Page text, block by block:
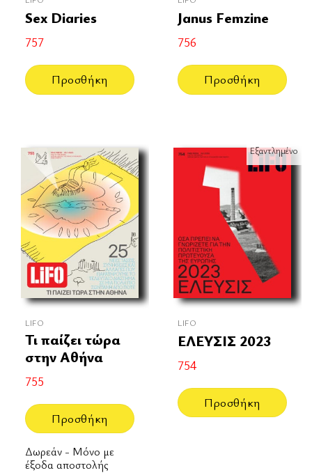
Sex Diaries
757
Προσθήκη
Janus Femzine
756
Προσθήκη
LIFO
Τι παίζει τώρα
στην Αθήνα
755
Προσθήκη
Δωρεάν - Μόνο με
έξοδα αποστολής
Εξαντλημένο
LIFO
ΕΛΕΥΣΙΣ 2023
754
Προσθήκη